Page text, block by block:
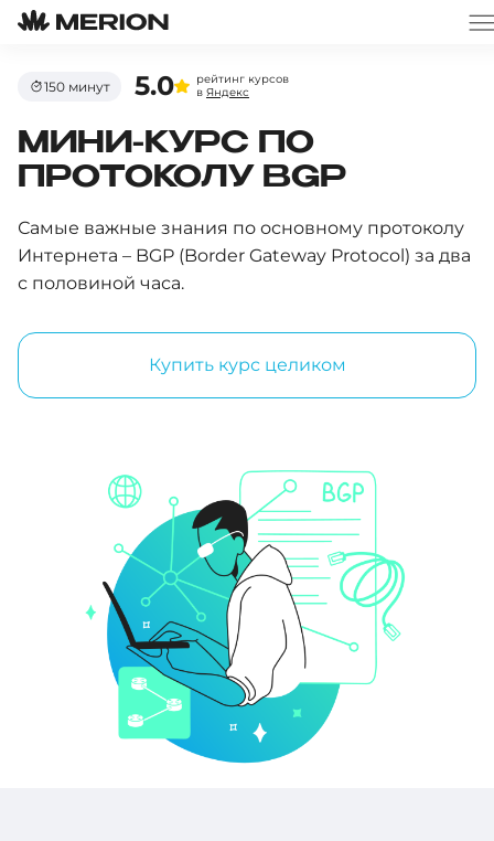
150 минут 5.0
рейтинг курсов
в Яндекс
МИНИ-КУРС ПО
ПРОТОКОЛУ BGP
Самые важные знания по основному протоколу
Интернета – BGP (Border Gateway Protocol) за два
с половиной часа.
Купить курс целиком